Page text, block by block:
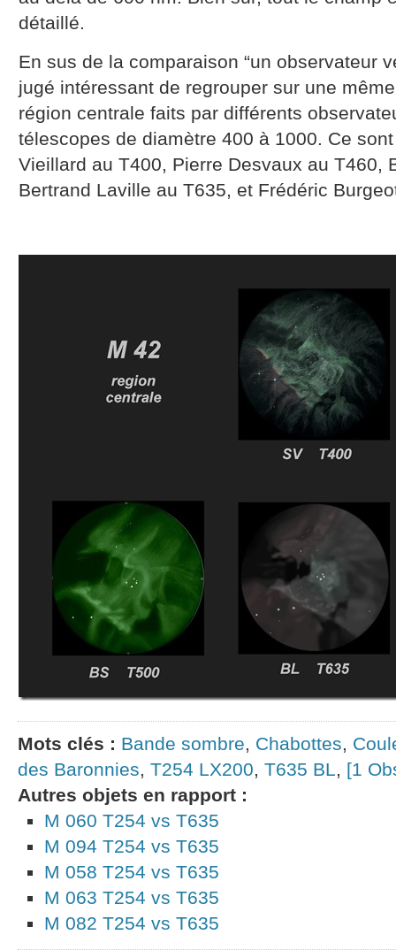
détaillé.
En sus de la comparaison “un observateur
jugé intéressant de regrouper sur une
région centrale faits par différents
télescopes de diamètre 400 à 1000. Ce
Vieillard au T400, Pierre Desvaux au T460,
Bertrand Laville au T635, et Frédéric
Mots clés : Bande sombre, Chabottes,
des Baronnies, T254 LX200, T635 BL, [1
Autres objets en rapport :
M 060 T254 vs T635
M 094 T254 vs T635
M 058 T254 vs T635
M 063 T254 vs T635
M 082 T254 vs T635